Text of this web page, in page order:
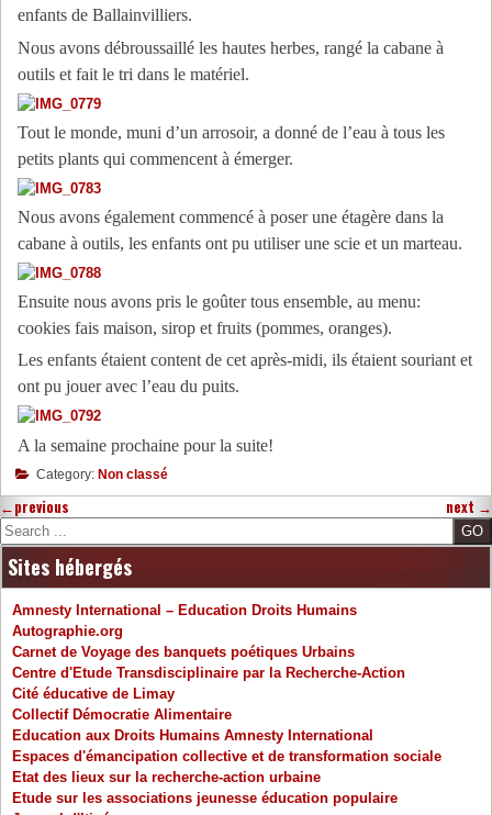
enfants de Ballainvilliers.
Nous avons débroussaillé les hautes herbes, rangé la cabane à
outils et fait le tri dans le matériel.
Tout le monde, muni d’un arrosoir, a donné de l’eau à tous les
petits plants qui commencent à émerger.
Nous avons également commencé à poser une étagère dans la
cabane à outils, les enfants ont pu utiliser une scie et un marteau.
Ensuite nous avons pris le goûter tous ensemble, au menu:
cookies fais maison, sirop et fruits (pommes, oranges).
Les enfants étaient content de cet après-midi, ils étaient souriant et
ont pu jouer avec l’eau du puits.
A la semaine prochaine pour la suite!
Category: Non classé
←previous next →
Search
Sites hébergés
Amnesty International – Education Droits Humains
Autographie.org
Carnet de Voyage des banquets poétiques Urbains
Centre d'Etude Transdisciplinaire par la Recherche-Action
Cité éducative de Limay
Collectif Démocratie Alimentaire
Education aux Droits Humains Amnesty International
Espaces d'émancipation collective et de transformation sociale
Etat des lieux sur la recherche-action urbaine
Etude sur les associations jeunesse éducation populaire